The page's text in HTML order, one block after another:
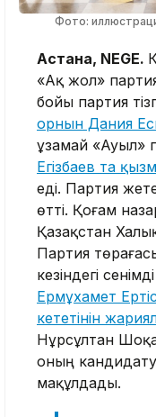
Фото:
Астана, NEGE.
«Ақ жол»
бойы партия
орнын Дания
ұзамай «Ауыл»
Егізбаев та
еді. Партия
өтті. Қоғам
Қазақстан
Партия
кезіндегі
Ермұхамет
кететінін
Нұрсұлтан
оның
мақұлдады.